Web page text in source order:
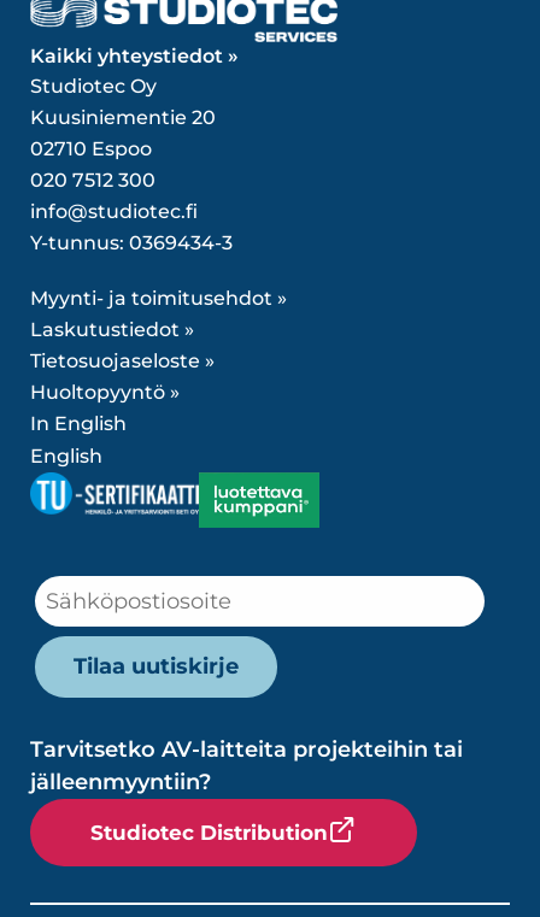
Kaikki yhteystiedot »
Studiotec Oy
Kuusiniementie 20
02710 Espoo
020 7512 300
info@studiotec.fi
Y-tunnus: 0369434-3
Myynti- ja toimitusehdot »
Laskutustiedot »
Tietosuojaseloste »
Huoltopyyntö »
In English
English
Tarvitsetko AV-laitteita projekteihin tai
jälleenmyyntiin?
Studiotec Distribution